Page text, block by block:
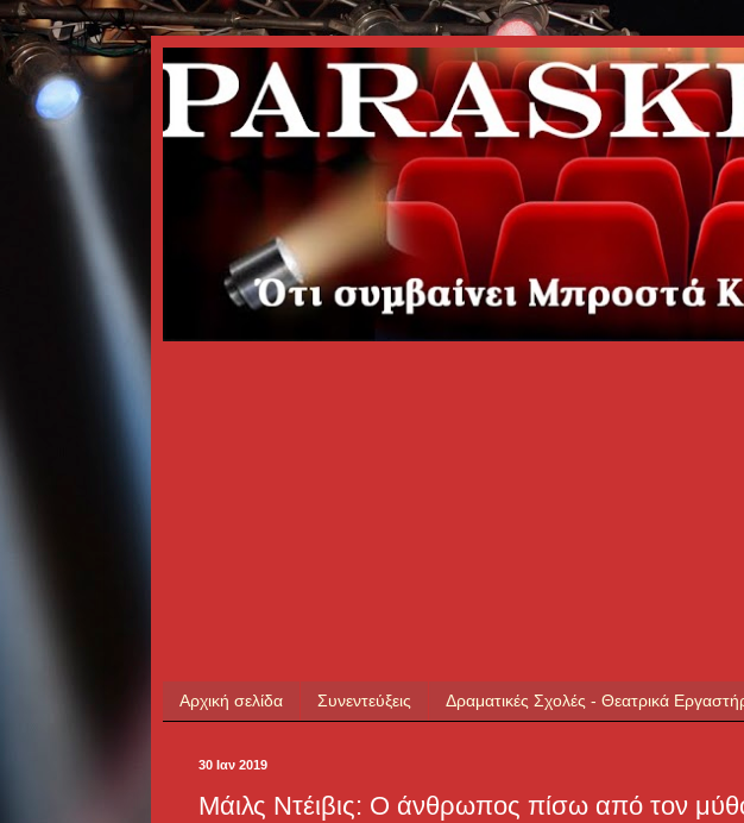
Αρχική σελίδα Συνεντεύξεις Δραματικές Σχολές - Θεατρικά
30 Ιαν 2019
Μάιλς Ντέιβις: Ο άνθρωπος πίσω από τον